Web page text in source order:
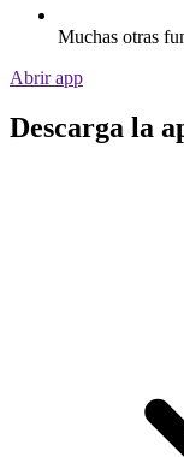
Muchas otras
Abrir app
Descarga la